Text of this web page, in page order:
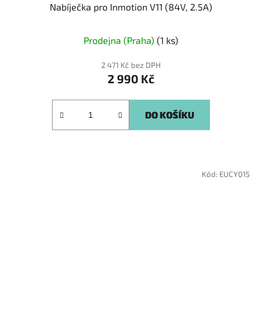
Nabíječka pro Inmotion V11 (84V, 2.5A)
Prodejna (Praha) (1 ks)
2 471 Kč bez DPH
2 990 Kč
DO KOŠÍKU
Kód: EUCY015